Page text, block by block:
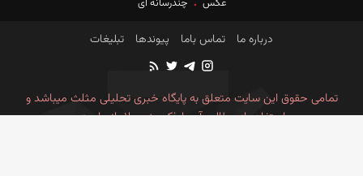
عکس
چندرسانه ای
درباره ما تماس باما پیوندها تبلیغات
تمامی حقوق این سایت متعلق به پایگاه خبری تحلیلی مثلث میباشد و
استفاده از مطالب آن با ذکر منبع بلامانع است